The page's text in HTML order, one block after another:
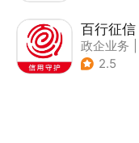
百行征信
政企业务
| 业务咨询
2.5